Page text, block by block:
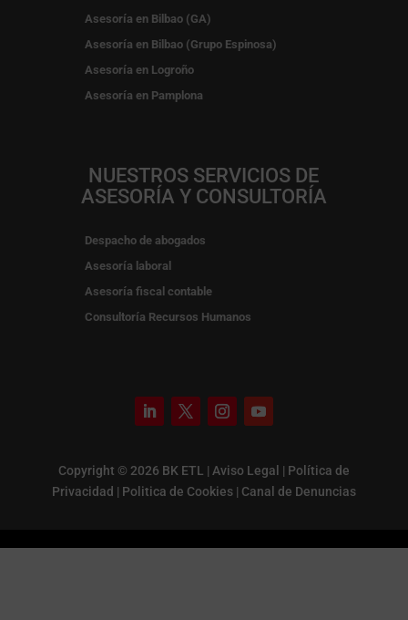
Asesoría en Bilbao (GA)
Asesoría en Bilbao (Grupo Espinosa)
Asesoría en Logroño
Asesoría en Pamplona
NUESTROS SERVICIOS DE
ASESORÍA Y CONSULTORÍA
Despacho de abogados
Asesoría laboral
Asesoría fiscal contable
Consultoría Recursos Humanos
Copyright © 2026 BK ETL | Aviso Legal | Política de
Privacidad | Politica de Cookies| Canal de Denuncias